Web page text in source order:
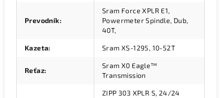
Prevodník:
Sram Force XPLR E1,
Powermeter Spindle, Dub,
40T,
Kazeta: Sram XS-1295, 10-52T
Reťaz:
Sram X0 Eagle™
Transmission
ZIPP 303 XPLR S, 24/24